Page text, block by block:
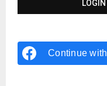
Continue with